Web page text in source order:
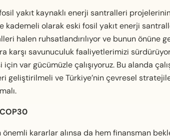
yakıt kaynaklı enerji santralleri
kademeli olarak eski fosil yakıt enerji
halen ruhsatlandırılıyor ve bunun önüne
karşı savunuculuk faaliyetlerimizi
var gücümüzle çalışıyoruz. Bu alanda
geliştirilmeli ve Türkiye’nin çevresel
kararlar alınsa da hem finansman